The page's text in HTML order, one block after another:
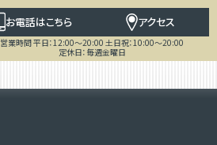
お電話はこちら アクセス
営業時間 平日：12:00～20:00 土日祝：10:00～20:00
定休日：毎週金曜日